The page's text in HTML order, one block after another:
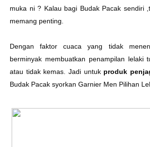
muka ni ? Kalau bagi Budak Pacak sendiri
memang penting.
Dengan faktor cuaca yang tidak
berminyak membuatkan penampilan lelaki
atau tidak kemas. Jadi untukproduk
Budak Pacak syorkan Garnier Men Pilihan